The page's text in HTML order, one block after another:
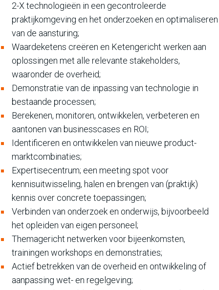
2-X technologieën in een gecontroleerde
praktijkomgeving en het onderzoeken en optimaliseren
van de aansturing;
Waardeketens creëren en Ketengericht werken aan
oplossingen met alle relevante stakeholders,
waaronder de overheid;
Demonstratie van de inpassing van technologie in
bestaande processen;
Berekenen, monitoren, ontwikkelen, verbeteren en
aantonen van businesscases en ROI;
Identificeren en ontwikkelen van nieuwe product-
marktcombinaties;
Expertisecentrum; een meeting spot voor
kennisuitwisseling, halen en brengen van (praktijk)
kennis over concrete toepassingen;
Verbinden van onderzoek en onderwijs, bijvoorbeeld
het opleiden van eigen personeel;
Themagericht netwerken voor bijeenkomsten,
trainingen workshops en demonstraties;
Actief betrekken van de overheid en ontwikkeling of
aanpassing wet- en regelgeving;